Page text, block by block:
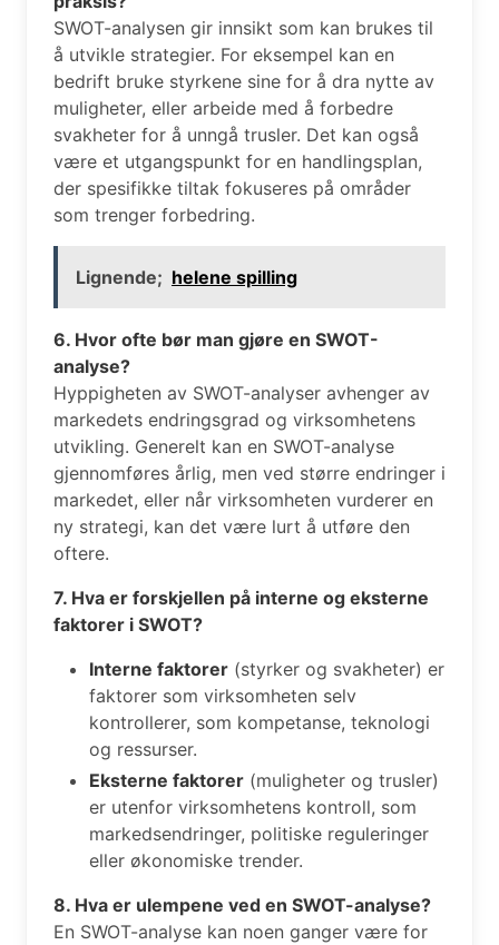
SWOT-analysen gir innsikt som kan brukes til
å utvikle strategier. For eksempel kan en
bedrift bruke styrkene sine for å dra nytte av
muligheter, eller arbeide med å forbedre
svakheter for å unngå trusler. Det kan også
være et utgangspunkt for en handlingsplan,
der spesifikke tiltak fokuseres på områder
som trenger forbedring.
Lignende; helene spilling
6. Hvor ofte bør man gjøre en SWOT-
analyse?
Hyppigheten av SWOT-analyser avhenger av
markedets endringsgrad og virksomhetens
utvikling. Generelt kan en SWOT-analyse
gjennomføres årlig, men ved større endringer i
markedet, eller når virksomheten vurderer en
ny strategi, kan det være lurt å utføre den
oftere.
7. Hva er forskjellen på interne og eksterne
faktorer i SWOT?
Interne faktorer (styrker og svakheter) er
faktorer som virksomheten selv
kontrollerer, som kompetanse, teknologi
og ressurser.
Eksterne faktorer (muligheter og trusler)
er utenfor virksomhetens kontroll, som
markedsendringer, politiske reguleringer
eller økonomiske trender.
8. Hva er ulempene ved en SWOT-analyse?
En SWOT-analyse kan noen ganger være for